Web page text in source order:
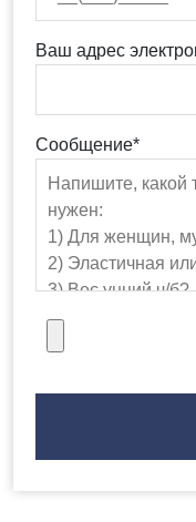
Ваш адрес
Сообщение*